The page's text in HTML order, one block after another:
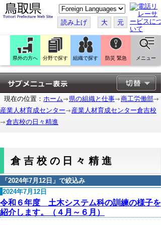
こ
の
ペ
ー
ジ
翻
訳
す
る
読み上げ 大 元
県外の方へ 分野で探す 組織で探す 防災 緊急 メニュー
現在の位置： ホーム 県の組織と仕事
商工労働部
産業人材育成センター
産業人材育成センター倉吉校
倉吉校の日々精進
倉吉校の日々精進
「 2024年7月12日 」で絞込み
2024年7月12日
令和６年度 土木システム科の訓練の様子を
紹介します。（４月～６月）